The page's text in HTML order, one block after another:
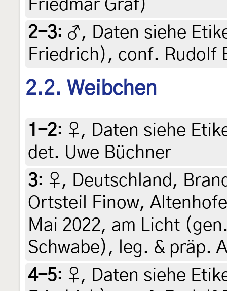
Friedmar Graf)
2-3: ♂, Daten siehe
Friedrich), conf. Rudolf
2.2. Weibchen
1-2: ♀, Daten siehe
det. Uwe Büchner
3: ♀, Deutschland,
Ortsteil Finow,
Mai 2022, am Licht
Schwabe), leg. & präp.
4-5: ♀, Daten siehe